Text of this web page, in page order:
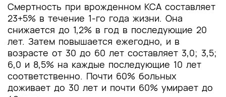
Смертность при врожденном КСА составляет
23+5% в течение 1-го года жизни. Она
снижается до 1,2% в год в последующие 20
лет. Затем повышается ежегодно, и в
возрасте от 30 до 60 лет составляет 3,0; 3,5;
6,0 и 8,5% на каждые последующие 10 лет
соответственно. Почти 60% больных
доживает до 30 лет и почти 60% умирает до